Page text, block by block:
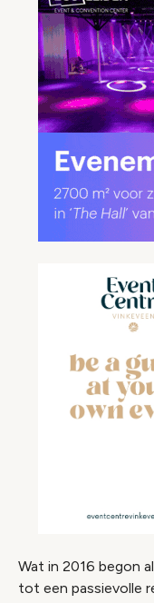
Wat in 2016 begon
tot een passievolle